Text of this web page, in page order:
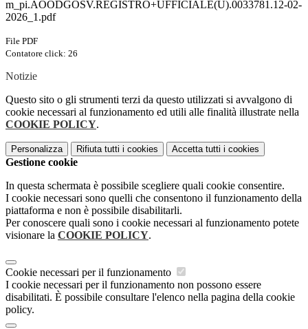
m_pi.AOODGOSV.REGISTRO+UFFICIALE(U).0033781.12-02-
2026_1.pdf
File PDF
Contatore click: 26
Notizie
Questo sito o gli strumenti terzi da questo utilizzati si avvalgono di
cookie necessari al funzionamento ed utili alle finalità illustrate nella
COOKIE POLICY.
Personalizza Rifiuta tutti i cookies Accetta tutti i cookies
Gestione cookie
In questa schermata è possibile scegliere quali cookie consentire.
I cookie necessari sono quelli che consentono il funzionamento della
piattaforma e non è possibile disabilitarli.
Per conoscere quali sono i cookie necessari al funzionamento potete
visionare la COOKIE POLICY.
Cookie necessari per il funzionamento
I cookie necessari per il funzionamento non possono essere
disabilitati. È possibile consultare l'elenco nella pagina della cookie
policy.